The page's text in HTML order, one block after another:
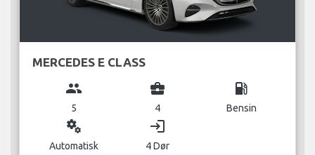
MERCEDES E CLASS
group
5
business_center
4
local_gas_station
Bensin
miscellaneous_services
Automatisk
login
4 Dør